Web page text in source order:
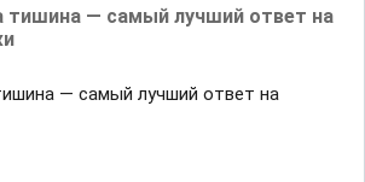
тишина — самый лучший ответ на
— самый лучший ответ на